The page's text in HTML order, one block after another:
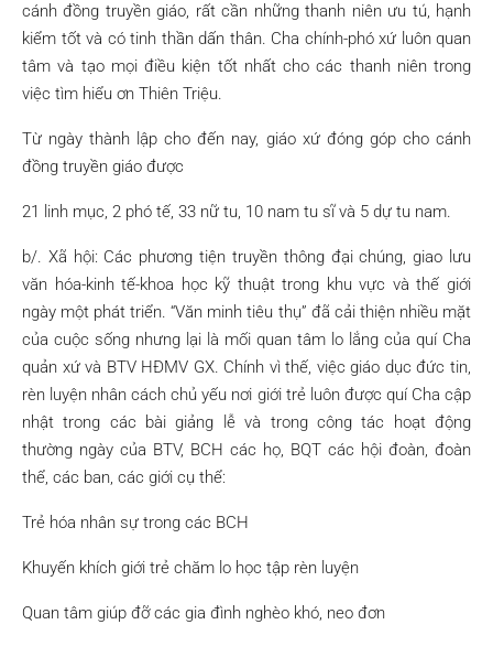
cánh đồng truyền giáo, rất cần những thanh niên ưu tú, hạnh
kiểm tốt và có tinh thần dấn thân. Cha chính-phó xứ luôn quan
tâm và tạo mọi điều kiện tốt nhất cho các thanh niên trong
việc tìm hiểu ơn Thiên Triệu.
Từ ngày thành lập cho đến nay, giáo xứ đóng góp cho cánh
đồng truyền giáo được
21 linh mục, 2 phó tế, 33 nữ tu, 10 nam tu sĩ và 5 dự tu nam.
b/. Xã hội: Các phương tiện truyền thông đại chúng, giao lưu
văn hóa-kinh tế-khoa học kỹ thuật trong khu vực và thế giới
ngày một phát triển. “Văn minh tiêu thụ” đã cải thiện nhiều mặt
của cuộc sống nhưng lại là mối quan tâm lo lắng của quí Cha
quản xứ và BTV HĐMV GX. Chính vì thế, việc giáo dục đức tin,
rèn luyện nhân cách chủ yếu nơi giới trẻ luôn được quí Cha cập
nhật trong các bài giảng lễ và trong công tác hoạt động
thường ngày của BTV, BCH các họ, BQT các hội đoàn, đoàn
thể, các ban, các giới cụ thể:
Trẻ hóa nhân sự trong các BCH
Khuyến khích giới trẻ chăm lo học tập rèn luyện
Quan tâm giúp đỡ các gia đình nghèo khó, neo đơn